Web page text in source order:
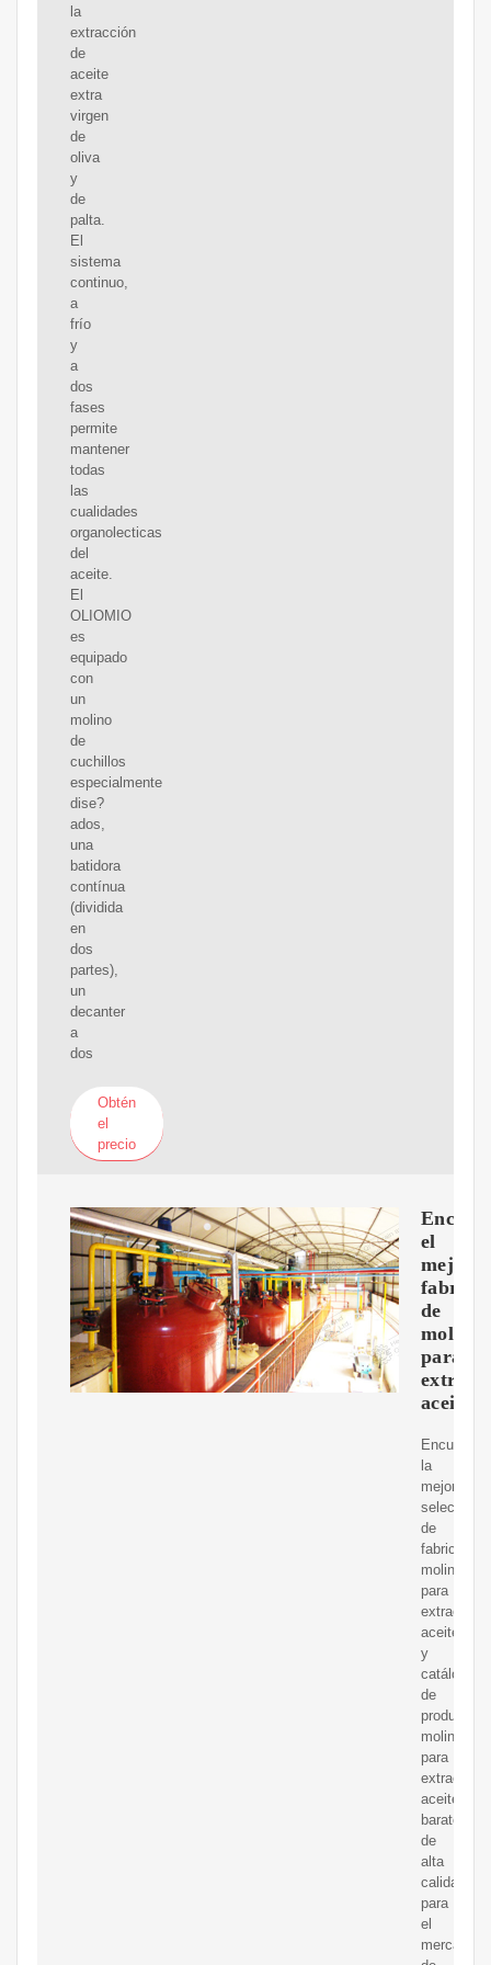
la
extracción
de
aceite
extra
virgen
de
oliva
y
de
palta.
El
sistema
continuo,
a
frío
y
a
dos
fases
permite
mantener
todas
las
cualidades
organolecticas
del
aceite.
El
OLIOMIO
es
equipado
con
un
molino
de
cuchillos
especialmente
dise?
ados,
una
batidora
contínua
(dividida
en
dos
partes),
un
decanter
a
dos
Obtén
el
precio
el
mejor
de
molino
para
extraer
aceite
Encuentre
la
mejor
selección
de
fabricantes
molino
para
extraer
aceite
y
catálogo
de
productos
molino
para
extraer
aceite
baratos
de
alta
calidad
para
el
mercado